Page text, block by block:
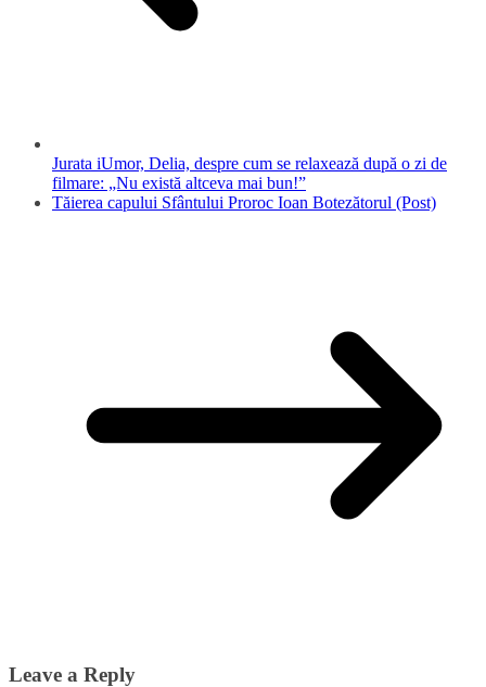
Jurata iUmor, Delia, despre cum se relaxează după o zi de
filmare: „Nu există altceva mai bun!”
Tăierea capului Sfântului Proroc Ioan Botezătorul (Post)
Leave a Reply